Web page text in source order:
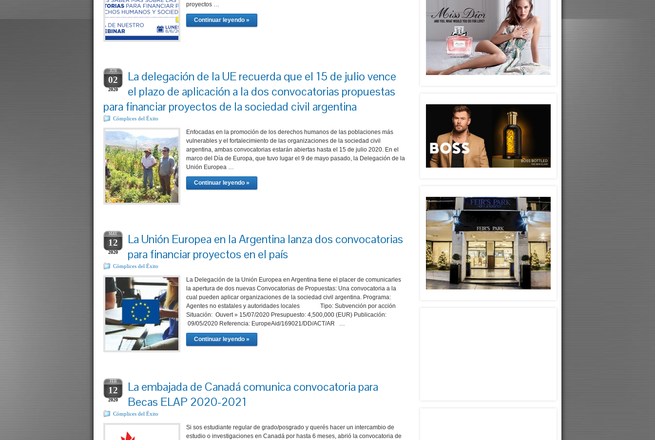
proyectos …
Continuar leyendo »
JUN
02
2020
La delegación de la UE recuerda que el 15 de julio vence
el plazo de aplicación a la dos convocatorias propuestas
para financiar proyectos de la sociedad civil argentina
Cómplices del Ëxito
Enfocadas en la promoción de los derechos humanos de las poblaciones más
vulnerables y el fortalecimiento de las organizaciones de la sociedad civil
argentina, ambas convocatorias estarán abiertas hasta el 15 de julio 2020. En el
marco del Día de Europa, que tuvo lugar el 9 de mayo pasado, la Delegación de la
Unión Europea …
Continuar leyendo »
MAY
12
2020
La Unión Europea en la Argentina lanza dos convocatorias
para financiar proyectos en el país
Cómplices del Ëxito
La Delegación de la Unión Europea en Argentina tiene el placer de comunicarles
la apertura de dos nuevas Convocatorias de Propuestas: Una convocatoria a la
cual pueden aplicar organizaciones de la sociedad civil argentina. Programa:
Agentes no estatales y autoridades locales Tipo: Subvención por acción
Situación: Ouvert » 15/07/2020 Presupuesto: 4,500,000 (EUR) Publicación:
09/05/2020 Referencia: EuropeAid/169021/DD/ACT/AR …
Continuar leyendo »
FEB
12
2020
La embajada de Canadá comunica convocatoria para
Becas ELAP 2020-2021
Cómplices del Ëxito
Si sos estudiante regular de grado/posgrado y querés hacer un intercambio de
estudio o investigaciones en Canadá por hasta 6 meses, abrió la convocatoria de